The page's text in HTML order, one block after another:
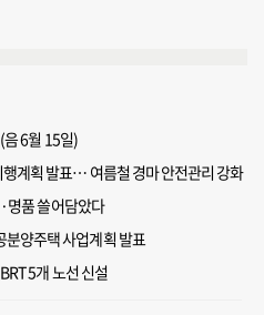
6월 15일)
계획 발표… 여름철 경마 안전관리 강화
명품 쓸어담았다
양주택 사업계획 발표
5개 노선 신설